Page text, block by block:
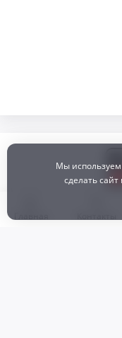
Мы используем
сделать